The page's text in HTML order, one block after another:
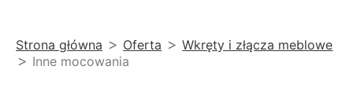
Strona główna Oferta
Wkręty i złącza meblowe
Inne mocowania